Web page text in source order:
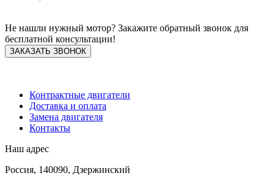
Не нашли нужный мотор? Закажите обратный звонок для
бесплатной консультации!
ЗАКАЗАТЬ ЗВОНОК
Контрактные двигатели
Доставка и оплата
Замена двигателя
Контакты
Наш адрес
Россия, 140090, Дзержинский